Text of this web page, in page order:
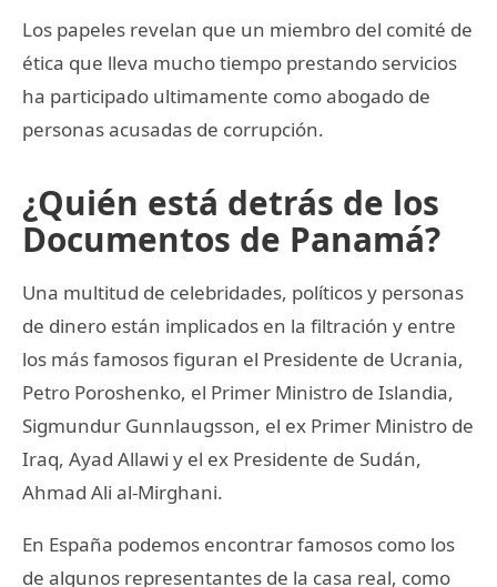
Los papeles revelan que un miembro del comité de
ética que lleva mucho tiempo prestando servicios
ha participado ultimamente como abogado de
personas acusadas de corrupción.
¿Quién está detrás de los
Documentos de Panamá?
Una multitud de celebridades, políticos y personas
de dinero están implicados en la filtración y entre
los más famosos figuran el Presidente de Ucrania,
Petro Poroshenko, el Primer Ministro de Islandia,
Sigmundur Gunnlaugsson, el ex Primer Ministro de
Iraq, Ayad Allawi y el ex Presidente de Sudán,
Ahmad Ali al-Mirghani.
En España podemos encontrar famosos como los
de algunos representantes de la casa real, como